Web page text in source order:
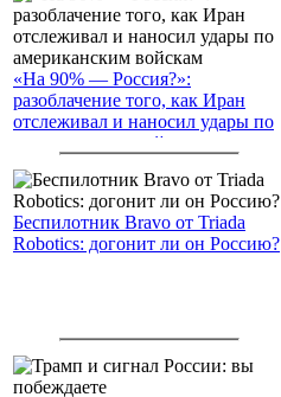
«На 90% — Россия?»:
разоблачение того, как Иран
отслеживал и наносил удары по
американским войскам
Беспилотник Bravo от Triada
Robotics: догонит ли он Россию?